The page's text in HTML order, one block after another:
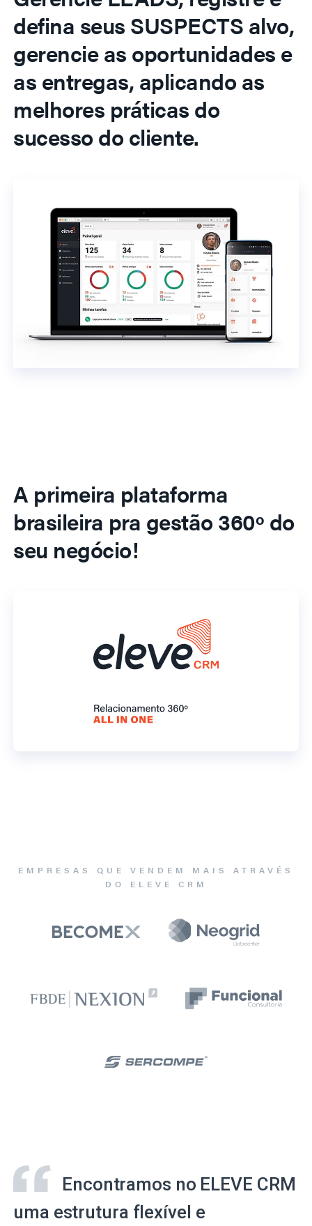
defina seus SUSPECTS alvo,
gerencie as oportunidades e
as entregas, aplicando as
melhores práticas do
sucesso do cliente.
A primeira plataforma
brasileira pra gestão 360º do
seu negócio!
EMPRESAS QUE VENDEM MAIS ATRAVÉS
DO ELEVE CRM
Encontramos no ELEVE CRM
uma estrutura flexível e